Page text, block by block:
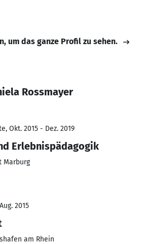
um das ganze Profil zu sehen.
Rossmayer
Okt. 2015 - Dez. 2019
Erlebnispädagogik
Marburg
2015
am Rhein